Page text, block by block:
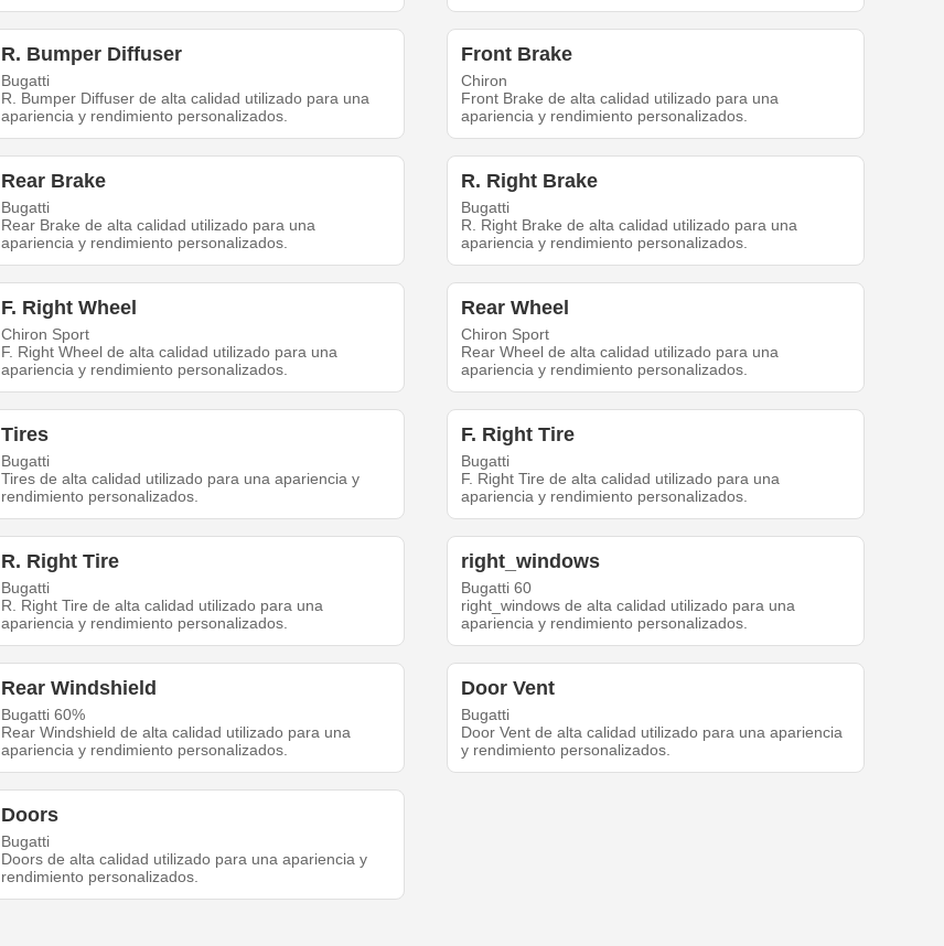
R. Bumper Diffuser
Bugatti
R. Bumper Diffuser de alta calidad utilizado para una
apariencia y rendimiento personalizados.
Front Brake
Chiron
Front Brake de alta calidad utilizado para una
apariencia y rendimiento personalizados.
Rear Brake
Bugatti
Rear Brake de alta calidad utilizado para una
apariencia y rendimiento personalizados.
R. Right Brake
Bugatti
R. Right Brake de alta calidad utilizado para una
apariencia y rendimiento personalizados.
F. Right Wheel
Chiron Sport
F. Right Wheel de alta calidad utilizado para una
apariencia y rendimiento personalizados.
Rear Wheel
Chiron Sport
Rear Wheel de alta calidad utilizado para una
apariencia y rendimiento personalizados.
Tires
Bugatti
Tires de alta calidad utilizado para una apariencia y
rendimiento personalizados.
F. Right Tire
Bugatti
F. Right Tire de alta calidad utilizado para una
apariencia y rendimiento personalizados.
R. Right Tire
Bugatti
R. Right Tire de alta calidad utilizado para una
apariencia y rendimiento personalizados.
right_windows
Bugatti 60
right_windows de alta calidad utilizado para una
apariencia y rendimiento personalizados.
Rear Windshield
Bugatti 60%
Rear Windshield de alta calidad utilizado para una
apariencia y rendimiento personalizados.
Door Vent
Bugatti
Door Vent de alta calidad utilizado para una apariencia
y rendimiento personalizados.
Doors
Bugatti
Doors de alta calidad utilizado para una apariencia y
rendimiento personalizados.